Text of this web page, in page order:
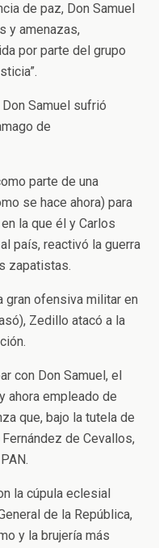
de paz, Don Samuel
y amenazas,
por parte del grupo
Samuel sufrió
de
parte de una
se hace ahora) para
la que él y Carlos
país, reactivó la guerra
zapatistas.
gran ofensiva militar en
Zedillo atacó a la
con Don Samuel, el
ahora empleado de
que, bajo la tutela de
de Cevallos,
la cúpula eclesial
de la República,
y la brujería más